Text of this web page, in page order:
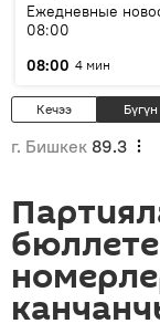
Ежедневные
08:00
08:00 4 мин
Кечээ Бүгүн
г. Бишкек 89.3